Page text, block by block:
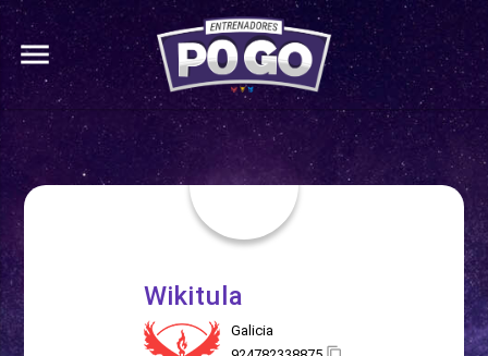
menu
Wikitula
Galicia